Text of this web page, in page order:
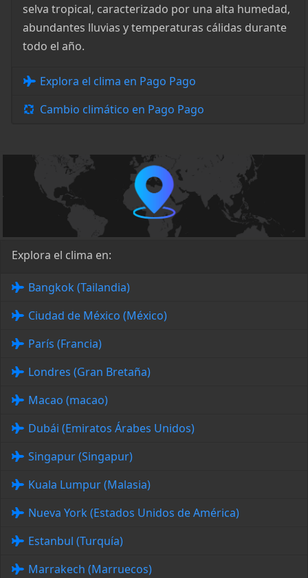
selva tropical, caracterizado por una alta humedad,
abundantes lluvias y temperaturas cálidas durante
todo el año.
Explora el clima en Pago Pago
Cambio climático en Pago Pago
Explora el clima en:
Bangkok (Tailandia)
Ciudad de México (México)
París (Francia)
Londres (Gran Bretaña)
Macao (macao)
Dubái (Emiratos Árabes Unidos)
Singapur (Singapur)
Kuala Lumpur (Malasia)
Nueva York (Estados Unidos de América)
Estanbul (Turquía)
Marrakech (Marruecos)